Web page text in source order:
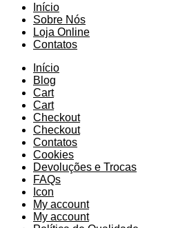
Início
Sobre Nós
Loja Online
Contatos
Início
Blog
Cart
Cart
Checkout
Checkout
Contatos
Cookies
Devoluções e Trocas
FAQs
Icon
My account
My account